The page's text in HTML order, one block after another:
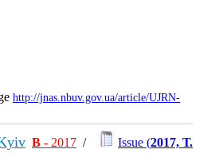
http://jnas.nbuv.gov.ua/article/UJRN-
В - 2017 / Issue (2017, Т.